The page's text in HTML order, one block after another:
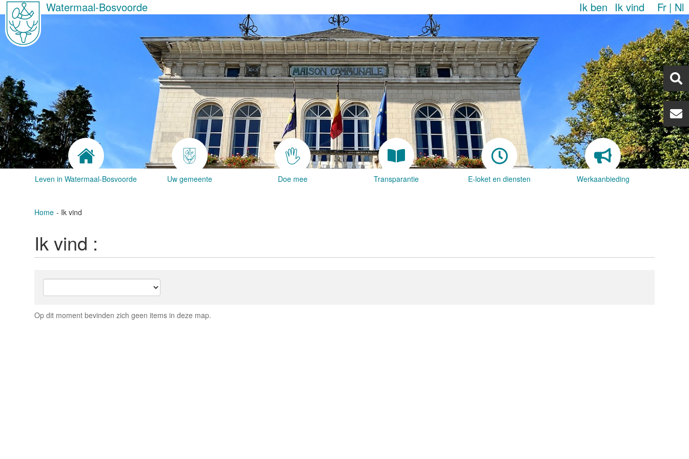
Watermaal-Bosvoorde Ik ben Ik vind Fr Nl
Leven in Watermaal-Bosvoorde Uw gemeente Doe mee Transparantie E-loket en diensten Werkaanbieding
Home Ik vind
Ik vind :
Op dit moment bevinden zich geen items in deze map.